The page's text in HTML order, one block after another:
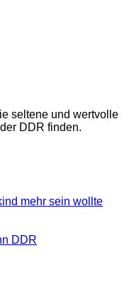
seltene und wertvolle
DDR finden.
mehr sein wollte
DDR